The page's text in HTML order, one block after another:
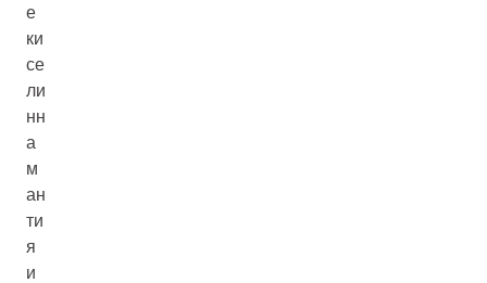
е
ки
се
ли
нн
а
м
ан
ти
я
и